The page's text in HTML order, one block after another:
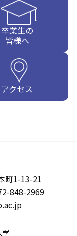
卒業生の
皆様へ
アクセス
町1-13-21
848-2969
学